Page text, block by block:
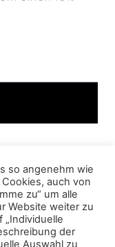
für Fashion
so angenehm wie
auch von
zu“ um alle
Website weiter zu
„Individuelle
der
Auswahl zu